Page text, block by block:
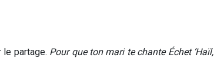
le partage. Pour que ton mari te chante Échet ‘Haïl,